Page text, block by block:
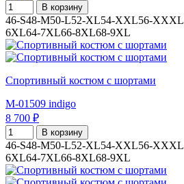
В корзину
46-S48-M50-L52-XL54-XXL56-XXXL
6XL64-7XL66-8XL68-9XL
Спортивный костюм с шортами
M-01509 indigo
8 700 ₽
В корзину
46-S48-M50-L52-XL54-XXL56-XXXL
6XL64-7XL66-8XL68-9XL